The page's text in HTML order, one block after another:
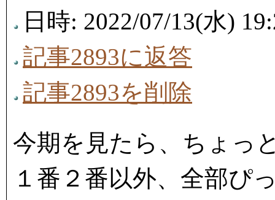
日時: 2022/07/13(水)
記事2893に返答
記事2893を削除
今期を見たら、ちょっ
１番２番以外、全部ぴ